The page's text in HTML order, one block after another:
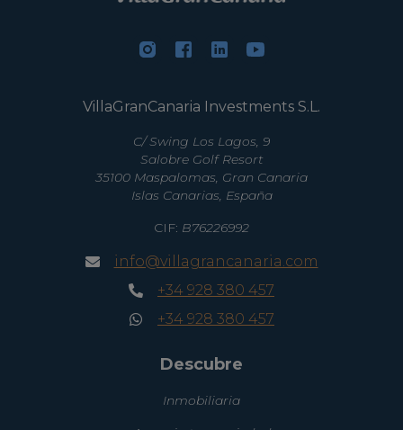
VillaGranCanaria Investments S.L.
C/ Swing Los Lagos, 9
Salobre Golf Resort
35100 Maspalomas, Gran Canaria
Islas Canarias, España
CIF: B76226992
info@villagrancanaria.com
+34 928 380 457
+34 928 380 457
Descubre
Inmobiliaria